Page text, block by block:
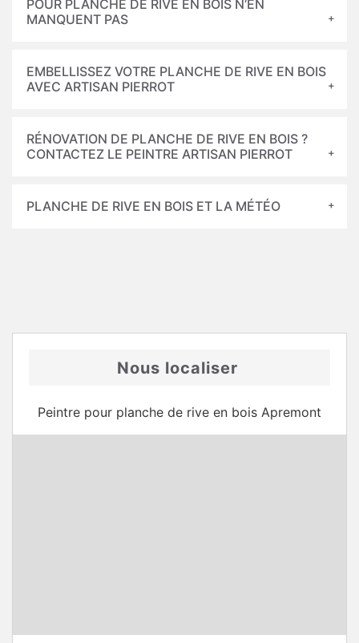
POUR PLANCHE DE RIVE EN BOIS N’EN
MANQUENT PAS
EMBELLISSEZ VOTRE PLANCHE DE RIVE EN BOIS
AVEC ARTISAN PIERROT
RÉNOVATION DE PLANCHE DE RIVE EN BOIS ?
CONTACTEZ LE PEINTRE ARTISAN PIERROT
PLANCHE DE RIVE EN BOIS ET LA MÉTÉO
Nous localiser
Peintre pour planche de rive en bois Apremont